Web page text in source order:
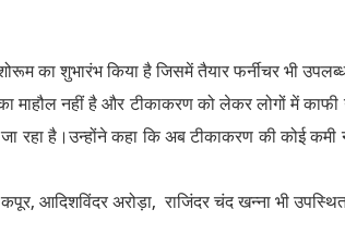
का शुभारंभ किया है जिसमें तैयार फर्नीचर भी
माहौल नहीं है और टीकाकरण को लेकर लोगों में काफी
रहा है।उन्होंने कहा कि अब टीकाकरण की कोई
आदिशविंदर अरोड़ा, राजिंदर चंद खन्ना भी